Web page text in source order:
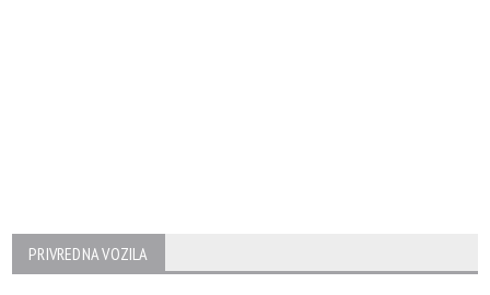
PRIVREDNA VOZILA